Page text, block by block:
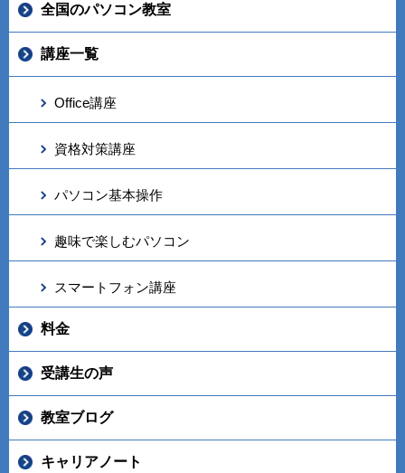
全国のパソコン教室
講座一覧
Office講座
資格対策講座
パソコン基本操作
趣味で楽しむパソコン
スマートフォン講座
料金
受講生の声
教室ブログ
キャリアノート